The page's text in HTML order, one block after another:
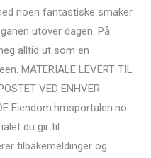
noen fantastiske smaker
utover dagen. På
alltid ut som en
MATERIALE LEVERT TIL
VED ENHVER
Eiendom.hmsportalen.no
du gir til
tilbakemeldinger og